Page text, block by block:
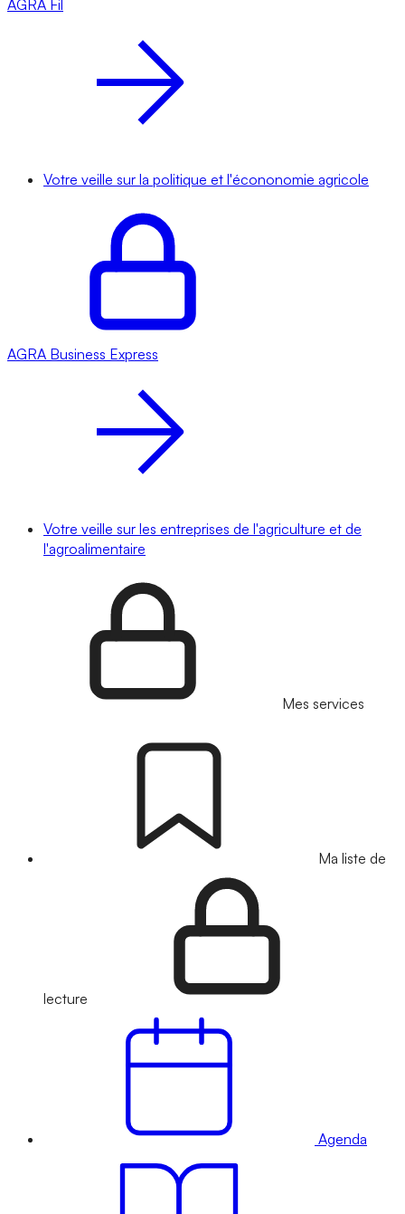
AGRA Fil
Votre veille sur la politique et l'écononomie agricole
AGRA Business Express
Votre veille sur les entreprises de l'agriculture et de
l'agroalimentaire
Mes services
Ma liste de
lecture
Agenda